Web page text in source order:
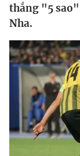
Thể thao
Các môn khác
VIDEO
Bên lề
thắng "5 sao"
Nha.